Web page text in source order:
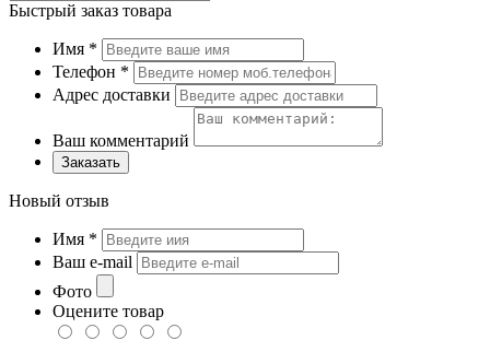
Быстрый заказ товара
Имя *
Телефон *
Адрес доставки
Ваш комментарий
Заказать
Новый отзыв
Имя *
Ваш e-mail
Фото
Оцените товар